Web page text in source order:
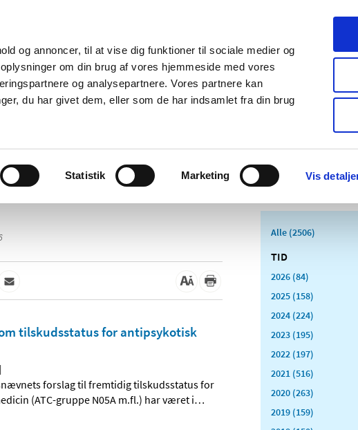
og annoncer, til at vise dig funktioner til sociale medier og
om din brug af vores hjemmeside med vores
og analysepartnere. Vores partnere kan
du har givet dem, eller som de har indsamlet fra din brug
Statistik Marketing Vis
Nyheder Om os Kontakt Udgivelser
Tilskud og
Apoteker og salg af
Medicinsk
Særlige
tilskudsstatus for antipsykotisk
|
forslag til fremtidig tilskudsstatus for
(ATC-gruppe N05A m.fl.) har været i…
Alle (2506)
TID
2026 (84)
2025 (158)
2024 (224)
2023 (195)
2022 (197)
2021 (516)
2020 (263)
2019 (159)